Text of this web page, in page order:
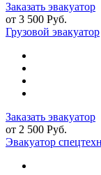
Заказать эвакуатор
от 3 500 Руб.
Грузовой эвакуатор
Заказать эвакуатор
от 2 500 Руб.
Эвакуатор